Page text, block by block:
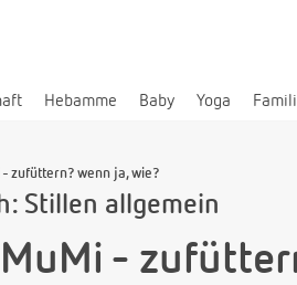
Hebamme Baby Yoga
zufüttern? wenn ja, wie?
Stillen allgemein
-